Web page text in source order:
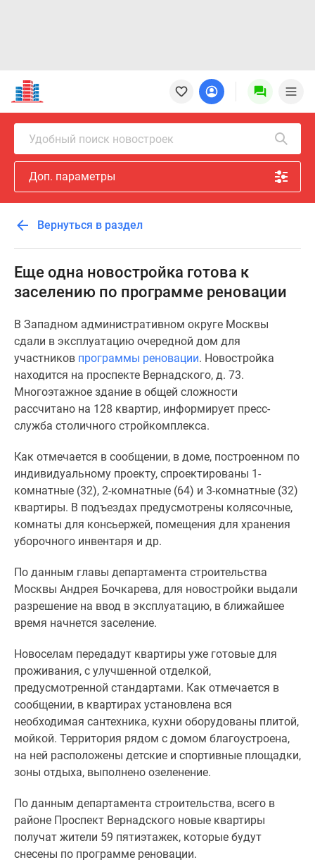
Новостройки
Квартиры
Ипотека
Новостройки
Москвы
Новостройки
Подмосковья
Новостройки
Москвы
Готовые
новостройки
Новостройки
Специальные
предложения
Коммерческие
помещения
Продавцы
застройщики
Панорамы
Видеообзор
Экспертиза
новостроек
Экология
Москвы
Подмосковья
Студии
комнатные
комнатные
комнатные
Квартиры
карте
калькулятор
Семейная
ипотека
Военная
Удобный поиск новостроек
Доп. параметры
Вернуться в раздел
Еще одна новостройка готова к
заселению по программе реновации
В Западном административном округе Москвы
сдали в эксплуатацию очередной дом для
участников программы реновации. Новостройка
находится на проспекте Вернадского, д. 73.
Многоэтажное здание в общей сложности
рассчитано на 128 квартир, информирует пресс-
служба столичного стройкомплекса.
Как отмечается в сообщении, в доме, построенном по
индивидуальному проекту, спроектированы 1-
комнатные (32), 2-комнатные (64) и 3-комнатные (32)
квартиры. В подъездах предусмотрены колясочные,
комнаты для консьержей, помещения для хранения
уборочного инвентаря и др.
По данным главы департамента строительства
Москвы Андрея Бочкарева, для новостройки выдали
разрешение на ввод в эксплуатацию, в ближайшее
время начнется заселение.
Новоселам передадут квартиры уже готовые для
проживания, с улучшенной отделкой,
предусмотренной стандартами. Как отмечается в
сообщении, в квартирах установлена вся
необходимая сантехника, кухни оборудованы плитой,
мойкой. Территория рядом с домом благоустроена,
на ней расположены детские и спортивные площадки,
зоны отдыха, выполнено озеленение.
По данным департамента строительства, всего в
районе Проспект Вернадского новые квартиры
получат жители 59 пятиэтажек, которые будут
снесены по программе реновации.